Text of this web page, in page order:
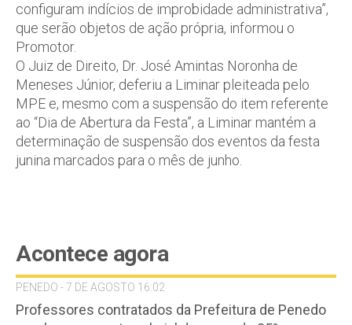
configuram indícios de improbidade administrativa”,
que serão objetos de ação própria, informou o
Promotor.
O Juiz de Direito, Dr. José Amintas Noronha de
Meneses Júnior, deferiu a Liminar pleiteada pelo
MPE e, mesmo com a suspensão do item referente
ao “Dia de Abertura da Festa”, a Liminar mantém a
determinação de suspensão dos eventos da festa
junina marcados para o mês de junho.
Acontece agora
PENEDO - 7 DE AGOSTO 16:02
Professores contratados da Prefeitura de Penedo